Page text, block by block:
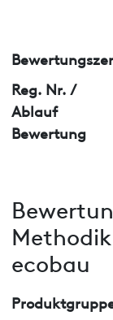
Reg. Nr. /
Ablauf
Bewertung
ecobau